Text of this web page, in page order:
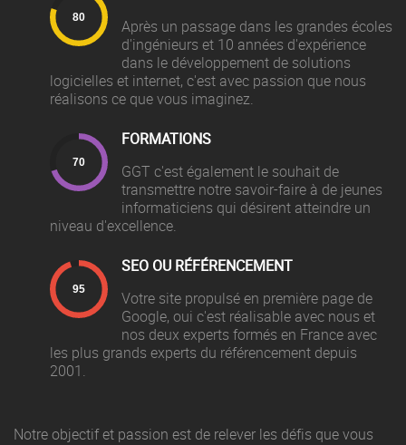
Après un passage dans les grandes écoles
d'ingénieurs et 10 années d'expérience
dans le développement de solutions
logicielles et internet, c'est avec passion que nous
réalisons ce que vous imaginez.
FORMATIONS
GGT c'est également le souhait de
transmettre notre savoir-faire à de jeunes
informaticiens qui désirent atteindre un
niveau d'excellence.
SEO OU RÉFÉRENCEMENT
Votre site propulsé en première page de
Google, oui c'est réalisable avec nous et
nos deux experts formés en France avec
les plus grands experts du référencement depuis
2001.
Notre objectif et passion est de relever les défis que vous